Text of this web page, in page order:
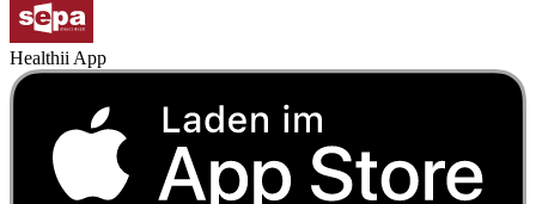
Healthii App